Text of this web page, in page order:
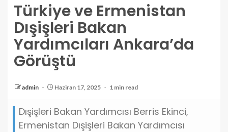
Türkiye ve Ermenistan
Dışişleri Bakan
Yardımcıları Ankara’da
Görüştü
admin Haziran 17, 2025 1 min read
Dışişleri Bakan Yardımcısı Berris Ekinci,
Ermenistan Dışişleri Bakan Yardımcısı